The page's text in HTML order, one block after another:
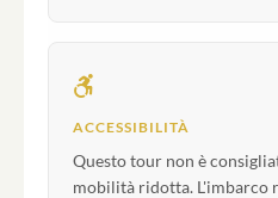
ACCESSIBILITÀ
Questo tour non è
mobilità ridotta. L'imbarco